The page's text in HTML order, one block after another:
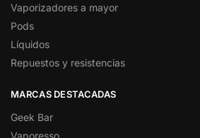
Vaporizadores a mayor
Pods
Líquidos
Repuestos y resistencias
MARCAS DESTACADAS
Geek Bar